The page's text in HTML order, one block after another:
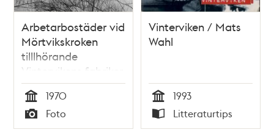
Arbetarbostäder vid
Mörtvikskroken
tilllhörande
Vintervikens fabriker.
Tid
1970
Typ
Foto
Vinterviken / Mats
Wahl
Tid
1993
Typ
Litteraturtips